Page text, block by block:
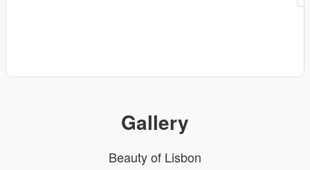
Gallery
Beauty of Lisbon